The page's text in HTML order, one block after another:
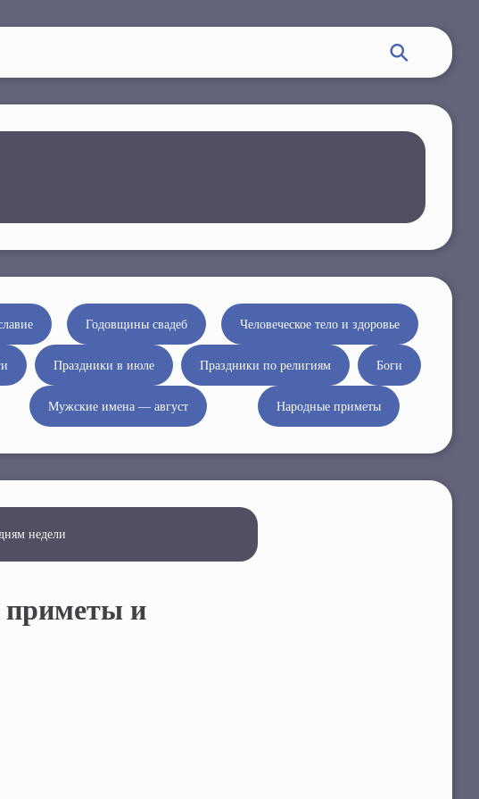
Годовщины свадеб Человеческое тело и здоровье
Праздники в июле Праздники по религиям Боги
Мужские имена — август Народные приметы
недели
приметы и